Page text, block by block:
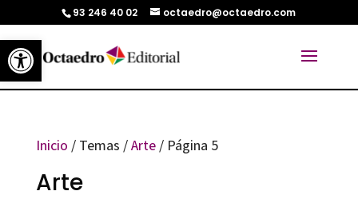
Abrir barra de herramientas
93 246 40 02 octaedro@octaedro.com
Inicio / Temas /Arte/ Página 5
Arte